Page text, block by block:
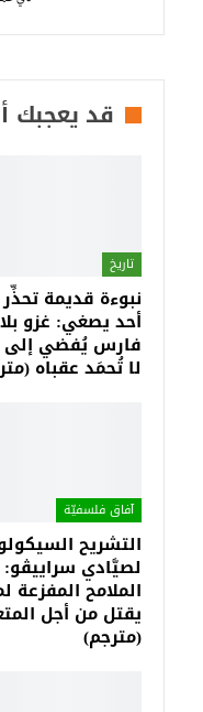
قد يعجبك
تاريخ
نبوءة قديمة تحذِّر
أحد يصغي: غزو
فارس يُفضي إلى
لا تُحمَد عقباه
آفاق فلسفيّة‎
التشريح
لصيَّادي سراييڤو:
الملامح المفزعة
يقتل من أجل
(مترجم)